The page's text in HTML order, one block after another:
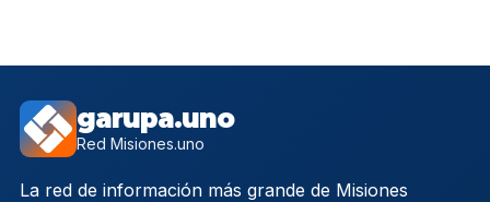
garupa.uno
Red Misiones.uno
La red de información más grande de Misiones